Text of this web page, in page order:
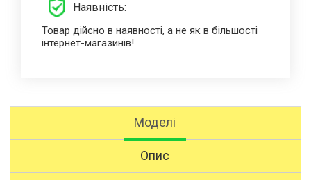
Наявність:
Товар дійсно в наявності, а не як в більшості
інтернет-магазинів!
Моделі
Опис